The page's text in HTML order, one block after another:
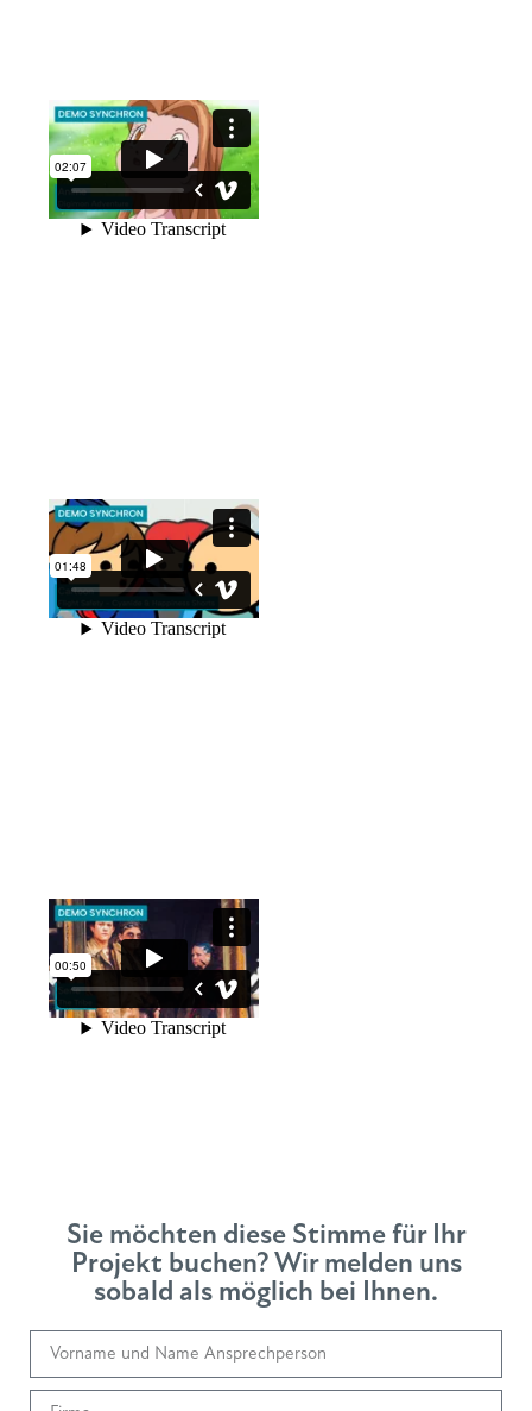
Sie möchten diese Stimme für Ihr
Projekt buchen? Wir melden uns
sobald als möglich bei Ihnen.